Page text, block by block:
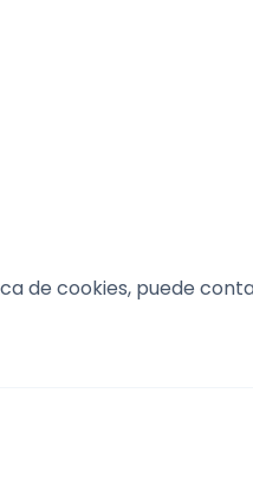
de cookies, puede